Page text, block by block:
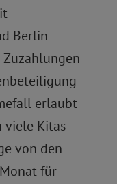
Berlin
Zuzahlungen
erlaubt
viele Kitas
von den
für